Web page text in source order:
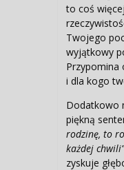
to coś
Twojego
wyjątkowy
Przypomina
i dla kogo
Dodatkowo
piękną
rodzinę, to
każdej
zyskuje